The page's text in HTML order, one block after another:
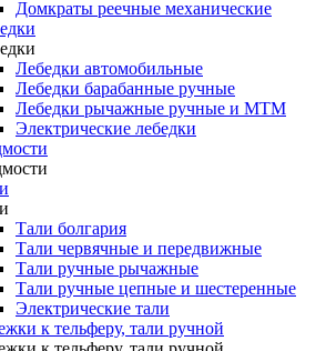
Домкраты реечные механические
Лебедки автомобильные
Лебедки барабанные ручные
Лебедки рычажные ручные и МТМ
Электрические лебедки
Тали болгария
Тали червячные и передвижные
Тали ручные рычажные
Тали ручные цепные и шестеренные
Электрические тали
к тельферу, тали ручной